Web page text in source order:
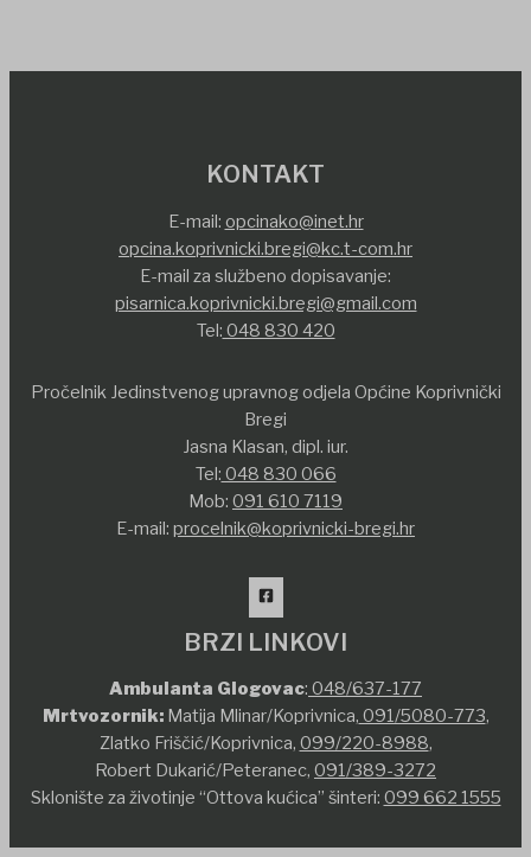
KONTAKT
E-mail: opcinako@inet.hr
opcina.koprivnicki.bregi@kc.t-com.hr
E-mail za službeno dopisavanje:
pisarnica.koprivnicki.bregi@gmail.com
Tel: 048 830 420
Pročelnik Jedinstvenog upravnog odjela Općine Koprivnički
Bregi
Jasna Klasan, dipl. iur.
Tel: 048 830 066
Mob: 091 610 7119
E-mail: procelnik@koprivnicki-bregi.hr
BRZI LINKOVI
Ambulanta Glogovac: 048/637-177
Mrtvozornik:Matija Mlinar/Koprivnica, 091/5080-773,
Zlatko Friščić/Koprivnica, 099/220-8988,
Robert Dukarić/Peteranec, 091/389-3272
Sklonište za životinje “Ottova kućica” šinteri: 099 662 1555